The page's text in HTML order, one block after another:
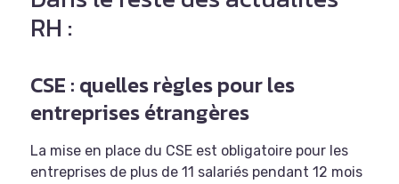
RH :
CSE : quelles règles pour les
entreprises étrangères
La mise en place du CSE est obligatoire pour les
entreprises de plus de 11 salariés pendant 12 mois